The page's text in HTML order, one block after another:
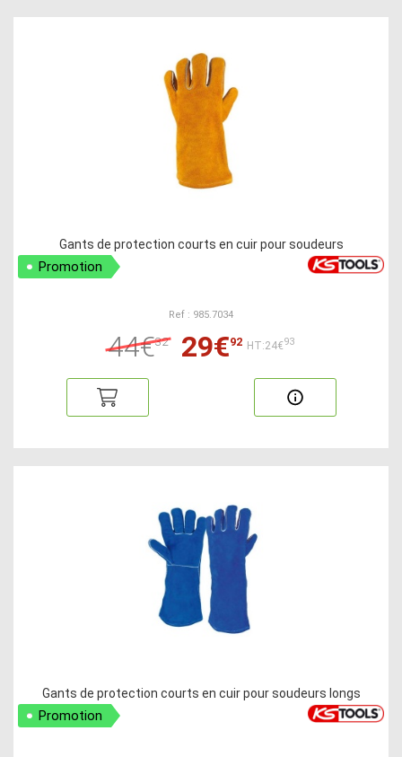
Gants de protection courts en cuir pour soudeurs
Promotion
Ref : 985.7034
44€32 29€92 HT:24€93
Gants de protection courts en cuir pour soudeurs longs
Promotion